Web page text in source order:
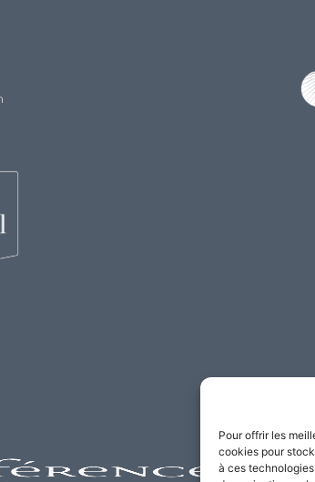
Pour offrir les
cookies pour
à ces